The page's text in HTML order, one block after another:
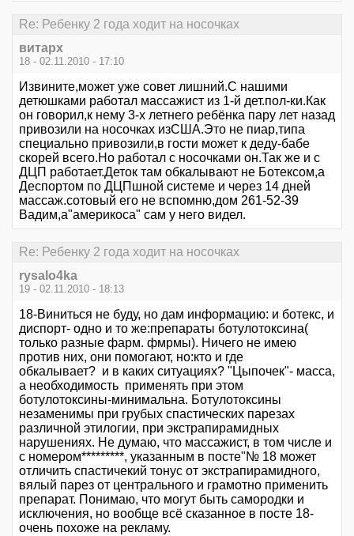
Re: Ребенку 2 года ходит на носочках
витарх
18 - 02.11.2010 - 17:10
Извините,может уже совет лишний.С нашими
детюшками работал массажист из 1-й дет.пол-ки.Как
он говорил,к нему 3-х летнего ребёнка пару лет назад
привозили на носочках изСША.Это не пиар,типа
специально привозили,в гости может к деду-бабе
скорей всего.Но работал с носочками он.Так же и с
ДЦП работает.Деток там обкалывают не Ботексом,а
Деспортом по ДЦПшной системе и через 14 дней
массаж.сотовый его не вспомню,дом 261-52-39
Вадим,а"америкоса" сам у него видел.
Re: Ребенку 2 года ходит на носочках
rysalo4ka
19 - 02.11.2010 - 18:13
18-Виниться не буду, но дам информацию: и ботекс, и
диспорт- одно и то же:препараты ботулотоксина(
только разные фарм. фмрмы). Ничего не имею
против них, они помогают, но:кто и где
обкалывает? и в каких ситуациях? "Цыпочек"- масса,
а необходимость применять при этом
ботулотоксины-минимальна. Ботулотоксины
незаменимы при грубых спастических парезах
различной этилогии, при экстрапирамидных
нарушениях. Не думаю, что массажист, в том числе и
с номером*********, указанным в посте"№ 18 может
отличить спастичекий тонус от экстрапирамидного,
вялый парез от центрального и грамотно применить
препарат. Понимаю, что могут быть самородки и
исключения, но вообще всё сказанное в посте 18-
очень похоже на рекламу.